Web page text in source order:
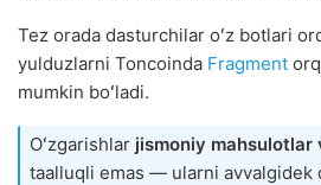
Tez orada dasturchilar oʻz botlari
yulduzlarni Toncoinda Fragment
mumkin boʻladi.
Oʻzgarishlar jismoniy mahsulotlar
taalluqli emas — ularni avvalgidek